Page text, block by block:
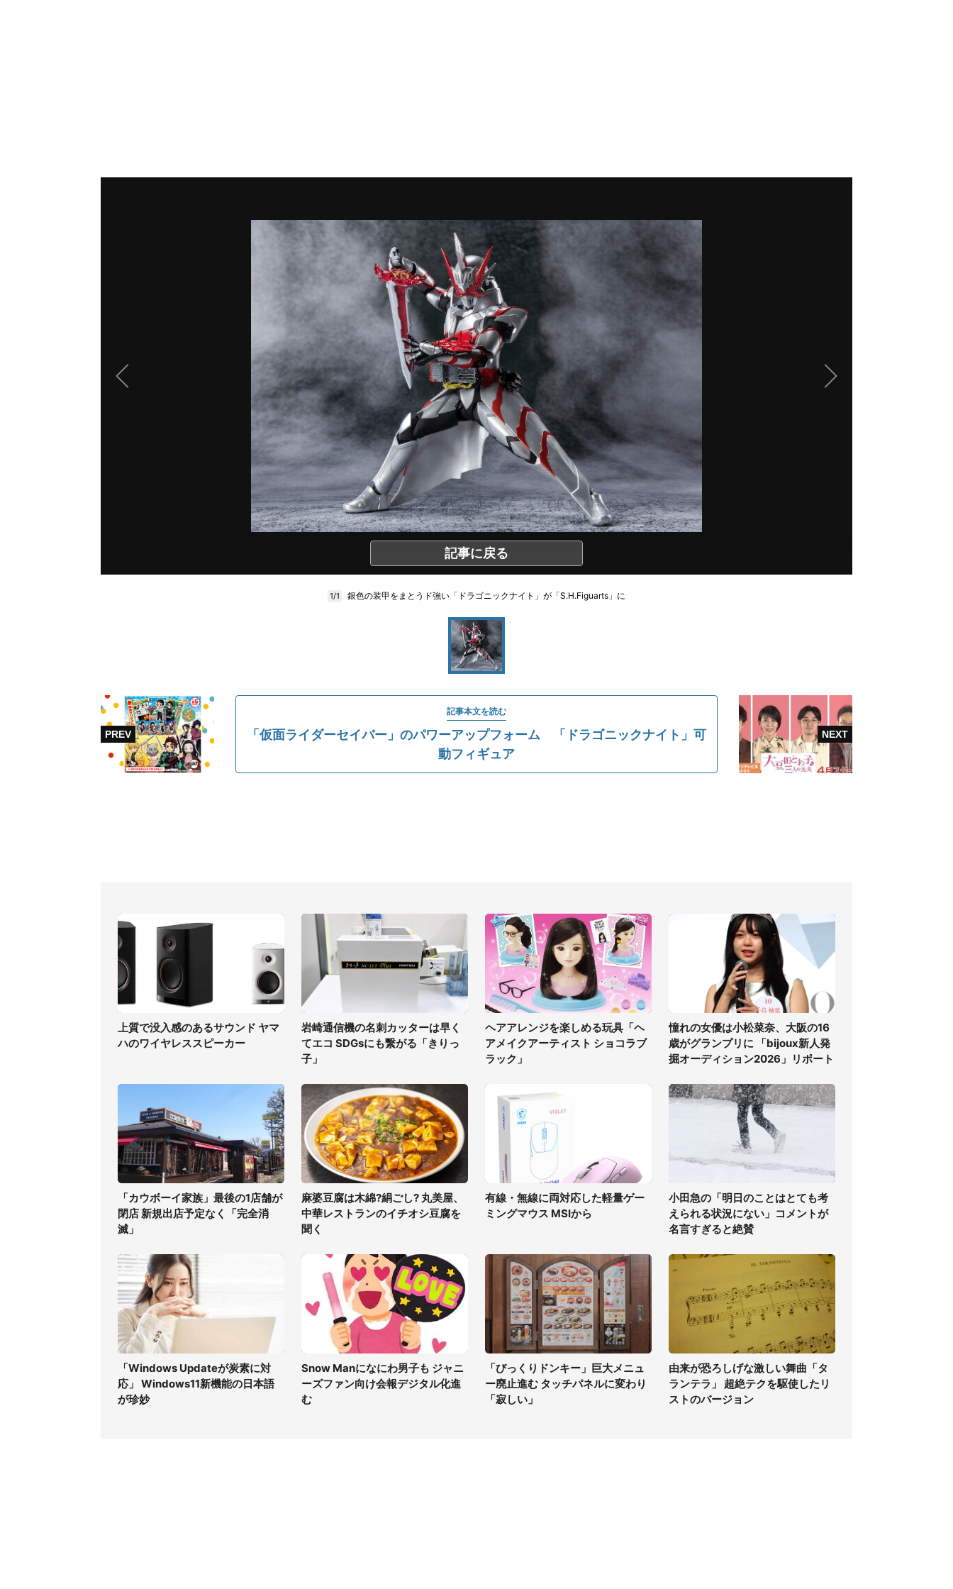
記事に戻る
1/1 銀色の装甲をまとうド強い「ドラゴニックナイト」が「S.H.Figuarts」に
記事本文を読む
「仮面ライダーセイバー」のパワーアップフォーム 「ドラゴニックナイト」可
動フィギュア
上質で没入感のあるサウンド ヤマ
ハのワイヤレススピーカー
岩崎通信機の名刺カッターは早く
てエコ SDGsにも繋がる「きりっ
子」
ヘアアレンジを楽しめる玩具「ヘ
アメイクアーティスト ショコラブ
ラック」
憧れの女優は小松菜奈、大阪の16
歳がグランプリに 「bijoux新人発
掘オーディション2026」リポート
「カウボーイ家族」最後の1店舗が
閉店 新規出店予定なく「完全消
滅」
麻婆豆腐は木綿?絹ごし? 丸美屋、
中華レストランのイチオシ豆腐を
聞く
有線・無線に両対応した軽量ゲー
ミングマウス MSIから
小田急の「明日のことはとても考
えられる状況にない」コメントが
名言すぎると絶賛
「Windows Updateが炭素に対
応」 Windows11新機能の日本語
が珍妙
Snow Manになにわ男子も ジャニ
ーズファン向け会報デジタル化進
む
「びっくりドンキー」巨大メニュ
ー廃止進む タッチパネルに変わり
「寂しい」
由来が恐ろしげな激しい舞曲「タ
ランテラ」 超絶テクを駆使したリ
ストのバージョン